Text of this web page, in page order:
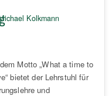
Kolkmann
Motto „What a time to
bietet der Lehrstuhl für
und